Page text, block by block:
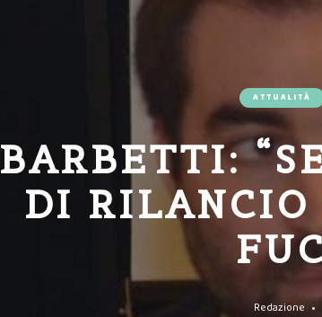
ATTUALITÀ
BARBETTI:
DI RILANCIO
Redazione